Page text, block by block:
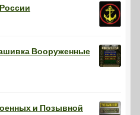
Вооруженные
и Позывной